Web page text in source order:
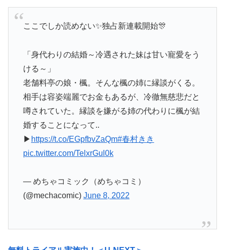
ここでしか読めない✨独占新連載開始🎊
「身代わりの結婚～冷遇された妹は甘い寵愛をう
ける～」
老舗料亭の娘・楓。そんな楓の姉に縁談がくる。
相手は容姿端麗でお金もあるが、冷徹無慈悲だと
噂されていた。縁談を嫌がる姉の代わりに楓が結
婚することになって..
▶ https://t.co/EGpfbvZaQm#春村きき
pic.twitter.com/TelxrGul0k
— めちゃコミック（めちゃコミ）
(@mechacomic) June 8, 2022